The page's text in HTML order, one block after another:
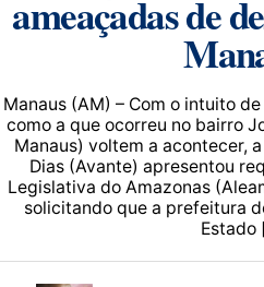
ameaçadas de
Manaus (AM) – Com o intuito
como a que ocorreu no bairro
Manaus) voltem a acontecer,
Dias (Avante) apresentou
Legislativa do Amazonas
solicitando que a prefeitura
Estado